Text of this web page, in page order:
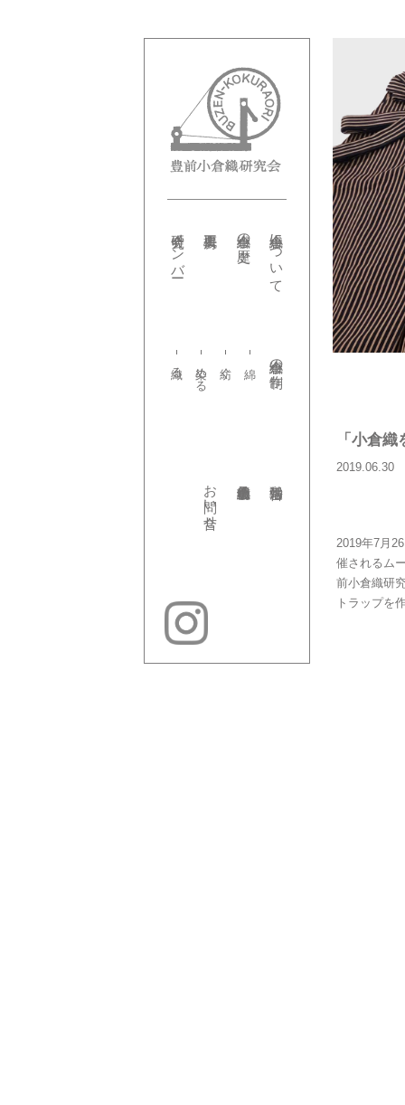
小倉織について
小倉織の歴史
研究会メンバー
小倉織の制作
紡ぐ
染める
織る
お問い合せ
「小倉
2019.06.30
2019年7月
催されるム
前小倉織研
トラップ